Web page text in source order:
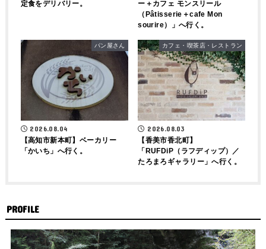
定食をデリバリー。
ー＋カフェ モンスリール
（Pâtisserie＋cafe Mon
sourire）」へ行く。
パン屋さん
2026.08.04
【高知市新本町】ベーカリー
「かいち」へ行く。
カフェ・喫茶店・レストラン
2026.08.03
【香美市香北町】
「RUFDiP（ラフディップ）／
たろまろギャラリー」へ行く。
PROFILE